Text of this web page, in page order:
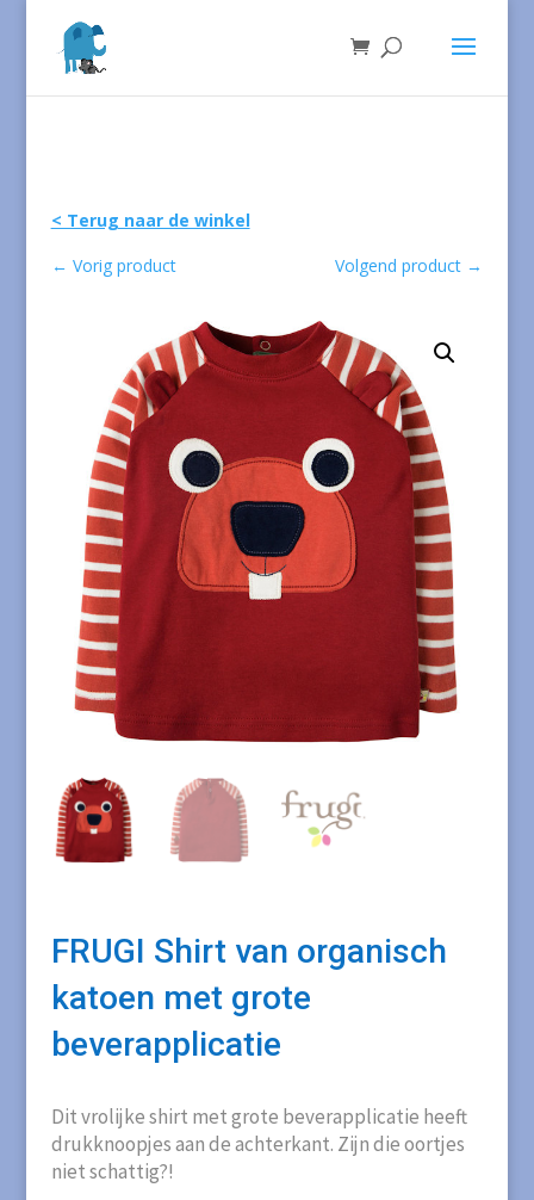
< Terug naar de winkel
← Vorig product Volgend product →
FRUGI Shirt van organisch
katoen met grote
beverapplicatie
Dit vrolijke shirt met grote beverapplicatie heeft
drukknoopjes aan de achterkant. Zijn die oortjes
niet schattig?!